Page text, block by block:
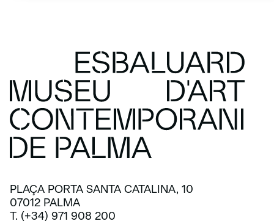
PLAÇA PORTA SANTA CATALINA, 10
07012 PALMA
T. (+34) 971 908 200